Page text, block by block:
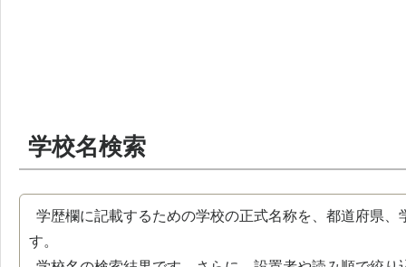
学校名検索
学歴欄に記載するための学校の正式名称を、都道府県
す。